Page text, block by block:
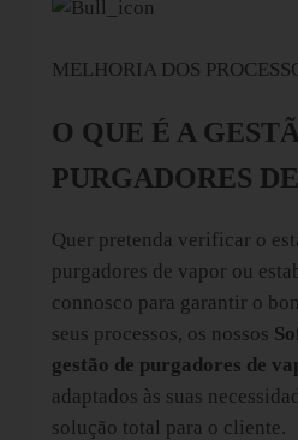
MELHORIA DOS
O QUE É A
PURGADORES
Quer pretenda verificar o
purgadores de vapor ou
connosco para garantir o
seus processos, os nossos
gestão de purgadores de
adaptados às suas
solução total para o cliente.